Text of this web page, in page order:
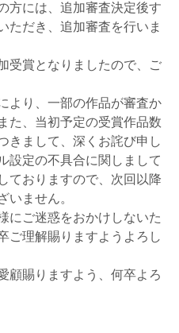
方には、追加審査決定後す
ただき、追加審査を行いま
受賞となりましたので、ご
より、一部の作品が審査か
た、当初予定の受賞作品数
きまして、深くお詫び申し
設定の不具合に関しまして
ておりますので、次回以降
いません。
にご迷惑をおかけしないた
ご理解賜りますようよろし
顧賜りますよう、何卒よろ